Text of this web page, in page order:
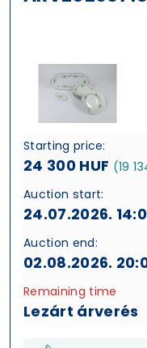
Starting price:
24 300 HUF (19
Auction start:
24.07.2026.
Auction end:
02.08.2026.
Remaining time
Lezárt árverés